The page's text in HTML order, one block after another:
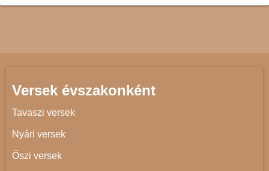
Versek évszakonként
Tavaszi versek
Nyári versek
Őszi versek